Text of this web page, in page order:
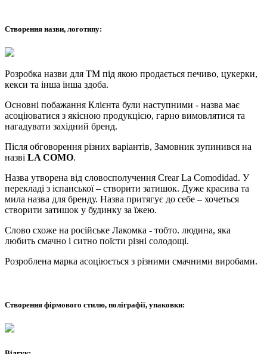
Створення назви, логотипу:
Розробка назви для ТМ під якою продається печиво, цукерки,
кекси та інша інша здоба.
Основні побажання Клієнта були наступними - назва має
асоціюватися з якісною продукцією, гарно вимовлятися та
нагадувати західний бренд.
Після обговорення різних варіантів, Замовник зупинився на
назві LA COMO.
Назва утворена від словосполучення Crear La Comodidad. У
перекладі з іспанської – створити затишок. Дуже красива та
мила назва для бренду. Назва притягує до себе – хочеться
створити затишок у будинку за їжею.
Слово схоже на російське Лакомка - тобто. людина, яка
любить смачно і ситно поїсти різні солодощі.
Розроблена марка асоціюється з різними смачними виробами.
Створення фірмового стилю, поліграфії, упаковки: